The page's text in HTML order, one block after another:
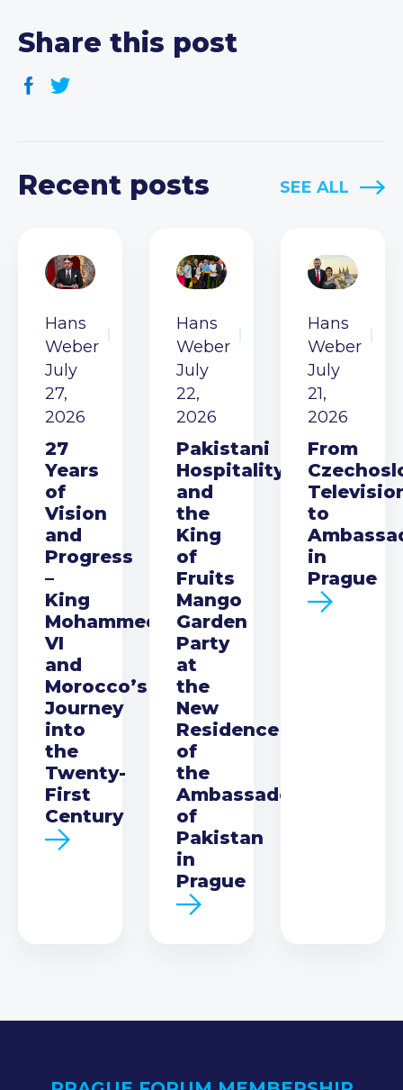
Share this post
Recent posts SEE ALL
Hans
Weber
July
27,
2026
27
Years
of
Vision
and
Progress
–
King
Mohammed
VI
and
Morocco’s
Journey
into
the
Twenty-
First
Century
Hans
Weber
July
22,
2026
Pakistani
Hospitality
and
the
King
of
Fruits
Mango
Garden
Party
at
the
New
Residence
of
the
Ambassador
of
Pakistan
in
Prague
Hans
Weber
July
21,
2026
From
to
in
Prague